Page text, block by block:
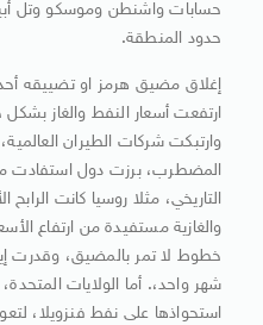
حسابات واشنطن وموسكو وتل
حدود المنطقة.
إغلاق مضيق هرمز او تضييقه
ارتفعت أسعار النفط والغاز
وارتبكت شركات الطيران
المضطرب، برزت دول استفادت
التاريخي، مثلا روسيا كانت الرابح
والغازية مستفيدة من ارتفاع
شهر واحد،. أما الولايات
استحواذها على نفط فنزويلا،